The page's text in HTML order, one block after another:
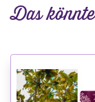
Das